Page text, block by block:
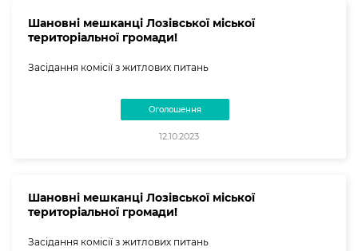
Шановні мешканці Лозівської міської
територіальної громади!
Засідання комісії з житлових питань
Оголошення
12.10.2023
Шановні мешканці Лозівської міської
територіальної громади!
Засідання комісії з житлових питань